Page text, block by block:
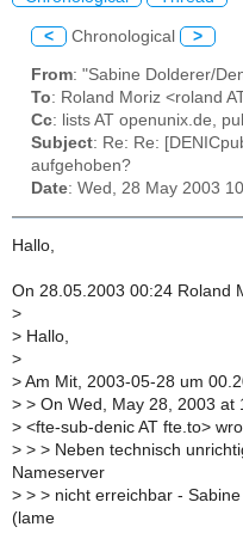
< Chronological >
From: "Sabine Dolderer/
To: Roland Moriz <roland
Cc: lists AT openunix.de,
Subject: Re: Re:
aufgehoben?
Date: Wed, 28 May 2003
Hallo,
On 28.05.2003 00:24 Roland
>
> Hallo,
>
> Am Mit, 2003-05-28 um
> > On Wed, May 28, 2003 at
> <fte-sub-denic AT fte.to>
> > > Neben technisch
Nameserver
> > > nicht erreichbar -
(lame